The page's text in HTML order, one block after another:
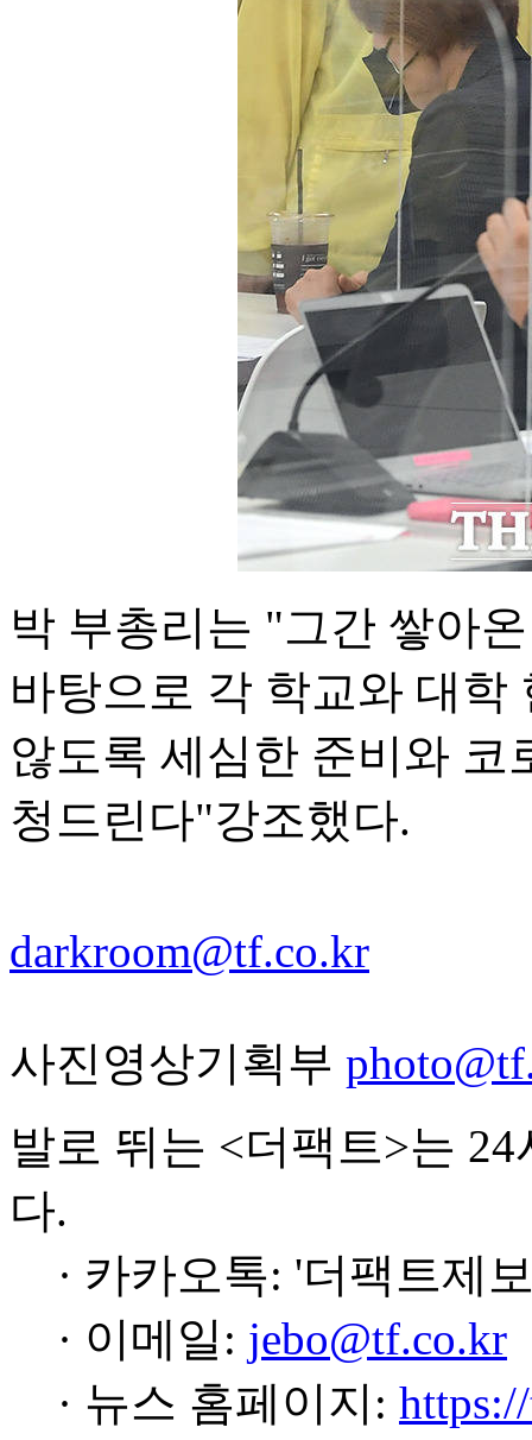
박 부총리는 "그간 쌓아
바탕으로 각 학교와 대
않도록 세심한 준비와 코
청드린다"강조했다.
darkroom@tf.co.kr
사진영상기획부
발로 뛰는 <더팩트>는
다.
· 카카오톡: '더팩트제
· 이메일: jebo@tf.co.kr
· 뉴스 홈페이지: